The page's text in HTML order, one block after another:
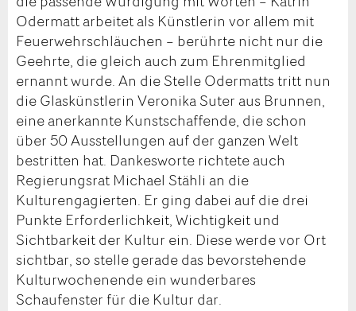
Odermatt arbeitet als Künstlerin vor allem mit
Feuerwehrschläuchen – berührte nicht nur die
Geehrte, die gleich auch zum Ehrenmitglied
ernannt wurde. An die Stelle Odermatts tritt nun
die Glaskünstlerin Veronika Suter aus Brunnen,
eine anerkannte Kunstschaffende, die schon
über 50 Ausstellungen auf der ganzen Welt
bestritten hat. Dankesworte richtete auch
Regierungsrat Michael Stähli an die
Kulturengagierten. Er ging dabei auf die drei
Punkte Erforderlichkeit, Wichtigkeit und
Sichtbarkeit der Kultur ein. Diese werde vor Ort
sichtbar, so stelle gerade das bevorstehende
Kulturwochenende ein wunderbares
Schaufenster für die Kultur dar.